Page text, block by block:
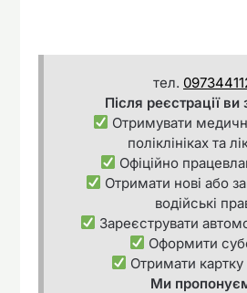
тел.
Після реєстрації
Отримувати
поліклініках та
Офіційно
Отримати нові або
водійські
Зареєструвати
Оформити
Отримати
Ми